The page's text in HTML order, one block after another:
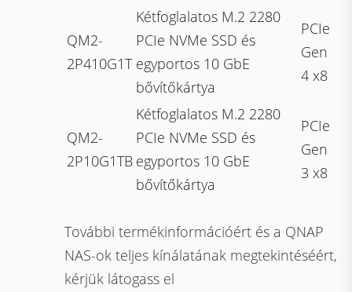
QM2-
2P410G1T
Kétfoglalatos M.2 2280
PCIe NVMe SSD és
egyportos 10 GbE
bővítőkártya
PCIe
Gen
4 x8
QM2-
2P10G1TB
Kétfoglalatos M.2 2280
PCIe NVMe SSD és
egyportos 10 GbE
bővítőkártya
PCIe
Gen
3 x8
További termékinformációért és a QNAP
NAS-ok teljes kínálatának megtekintéséért,
kérjük látogass el